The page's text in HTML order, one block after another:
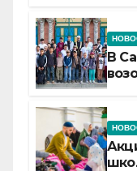
В